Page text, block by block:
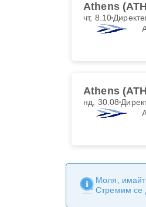
Athens
чт, 8.10
Athens
нд, 30.08
Моля,
Стремим се